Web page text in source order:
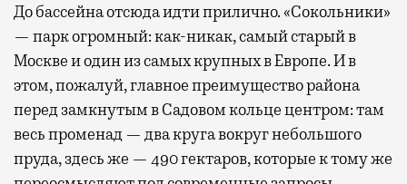
До бассейна отсюда идти прилично. «Сокольники»
— парк огромный: как-никак, самый старый в
Москве и один из самых крупных в Европе. И в
этом, пожалуй, главное преимущество района
перед замкнутым в Садовом кольце центром: там
весь променад — два круга вокруг небольшого
пруда, здесь же — 490 гектаров, которые к тому же